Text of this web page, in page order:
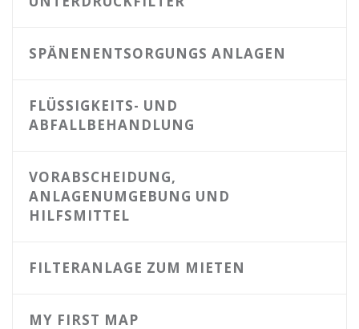
SPÄNENENTSORGUNGS ANLAGEN
FLÜSSIGKEITS- UND
ABFALLBEHANDLUNG
VORABSCHEIDUNG,
ANLAGENUMGEBUNG UND
HILFSMITTEL
FILTERANLAGE ZUM MIETEN
MY FIRST MAP